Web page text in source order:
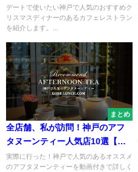
のホテル・レストラン【三宮元
町】
デートで使いたい神戸で人気のおすすめク
リスマスディナーのあるカフェレストラン
を紹介します。...
まとめ
全店舗、私が訪問！神戸のアフ
タヌーンティー人気店10選【最
新2023カフェホテル】
実際に行った！神戸で人気のあるオススメ
のアフタヌーンティーを動画付きで詳しく